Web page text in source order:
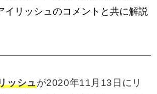
イリッシュのコメントと共に解説
ッシュが2020年11月13日にリ